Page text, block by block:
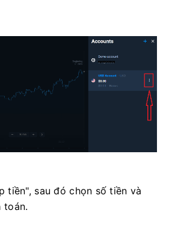
tiền", sau đó chọn số tiền và
toán.